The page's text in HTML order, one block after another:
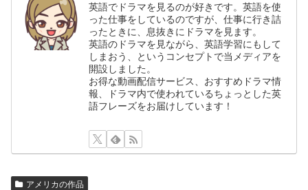
英語でドラマを見るのが好きです。英語を使
った仕事をしているのですが、仕事に行き詰
ったときに、息抜きにドラマを見ます。
英語のドラマを見ながら、英語学習にもして
しまおう、というコンセプトで当メディアを
開設しました。
お得な動画配信サービス、おすすめドラマ情
報、ドラマ内で使われているちょっとした英
語フレーズをお届けしています！
アメリカの作品